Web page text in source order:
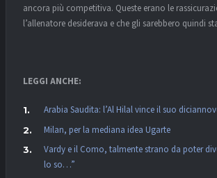
ancora più competitiva. Queste erano le
l’allenatore desiderava e che gli sarebbero quindi
LEGGI ANCHE:
Arabia Saudita: l’Al Hilal vince il suo
Milan, per la mediana idea Ugarte
Vardy e il Como, talmente strano da poter
lo so…”